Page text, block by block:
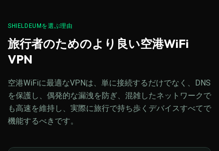
SHIELDEUMを選ぶ理由
旅行者のためのより良い空港WiFi
VPN
空港WiFiに最適なVPNは、単に接続するだけでなく、DNS
を保護し、偶発的な漏洩を防ぎ、混雑したネットワークで
も高速を維持し、実際に旅行で持ち歩くデバイスすべてで
機能するべきです。